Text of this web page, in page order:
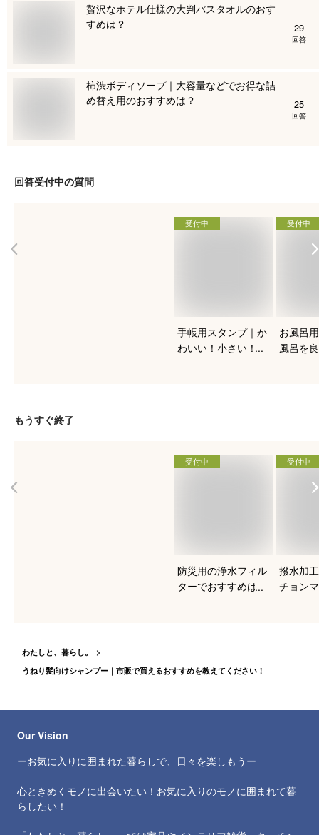
贅沢なホテル仕様の大判バスタオルのおす
すめは？
29
回答
柿渋ボディソープ｜大容量などでお得な詰
め替え用のおすすめは？
25
回答
回答受付中の質問
受付中
手帳用スタンプ｜か
わいい！小さい！ス
受付中
お風呂
風呂を
もうすぐ終了
受付中
防災用の浄水フィル
ターでおすすめは？
受付中
撥水加
チョン
わたしと、暮らし。
うねり髪向けシャンプー｜市販で買えるおすすめを教えてください！
Our Vision
ーお気に入りに囲まれた暮らしで、日々を楽しもうー
心ときめくモノに出会いたい！お気に入りのモノに囲まれて暮
らしたい！